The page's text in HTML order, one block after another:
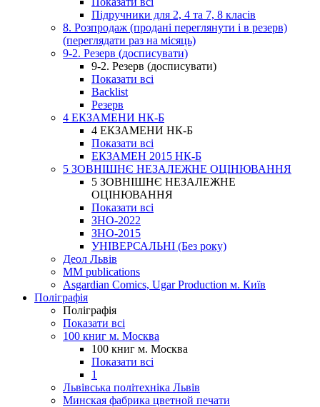
Підручники для 2, 4 та 7, 8 класів
8. Розпродаж (продані переглянути і в резерв)
(переглядати раз на місяць)
9-2. Резерв (досписувати)
9-2. Резерв (досписувати)
Показати всі
Backlist
Резерв
4 ЕКЗАМЕНИ НК-Б
4 ЕКЗАМЕНИ НК-Б
Показати всі
ЕКЗАМЕН 2015 НК-Б
5 ЗОВНІШНЄ НЕЗАЛЕЖНЕ ОЦІНЮВАННЯ
5 ЗОВНІШНЄ НЕЗАЛЕЖНЕ
ОЦІНЮВАННЯ
Показати всі
ЗНО-2022
ЗНО-2015
УНІВЕРСАЛЬНІ (Без року)
Деол Львів
MM publications
Asgardian Comics, Ugar Production м. Київ
Поліграфія
Поліграфія
Показати всі
100 книг м. Москва
100 книг м. Москва
Показати всі
1
Львівська політехніка Львів
Минская фабрика цветной печати